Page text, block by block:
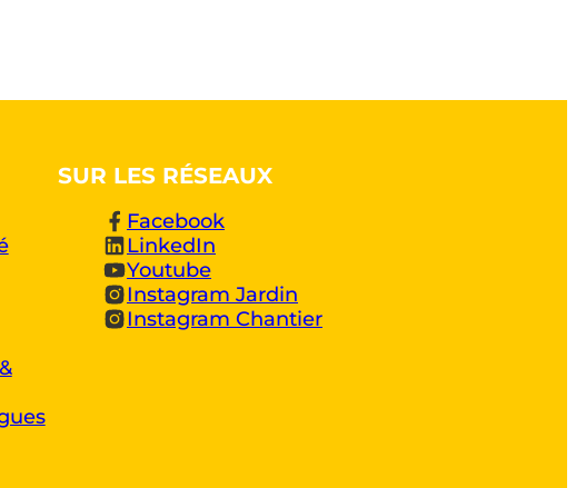
SUR LES RÉSEAUX
Facebook
LinkedIn
Youtube
Instagram Jardin
Instagram Chantier